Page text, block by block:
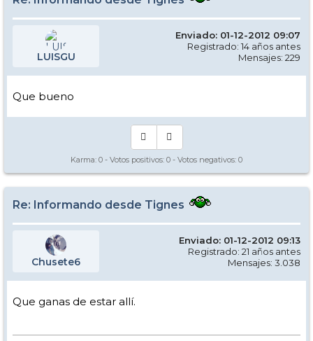
LUISGU
Enviado: 01-12-2012 09:07
Registrado: 14 años antes
Mensajes: 229
Que bueno
Karma: 0 - Votos positivos: 0 - Votos negativos: 0
Re: Informando desde Tignes
Chusete6
Enviado: 01-12-2012 09:13
Registrado: 21 años antes
Mensajes: 3.038
Que ganas de estar allí.